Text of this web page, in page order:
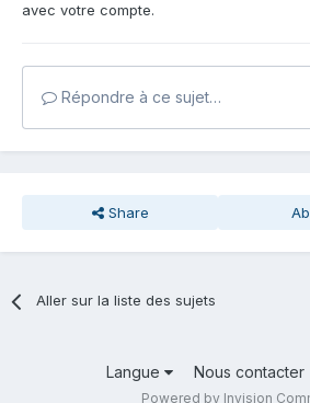
avec votre compte.
Répondre à ce sujet…
Share
Aller sur la liste des sujets
Langue Nous contacter
Powered by Invision